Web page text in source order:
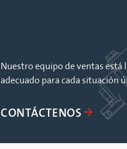
Nuestro equipo de ventas
adecuado para cada situación
CONTÁCTENOS